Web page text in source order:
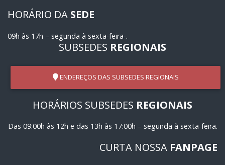
HORÁRIO DA SEDE
09h às 17h – segunda à sexta-feira-.
SUBSEDES REGIONAIS
ENDEREÇOS DAS SUBSEDES REGIONAIS
HORÁRIOS SUBSEDES REGIONAIS
Das 09:00h às 12h e das 13h às 17:00h – segunda à sexta-feira.
CURTA NOSSA FANPAGE